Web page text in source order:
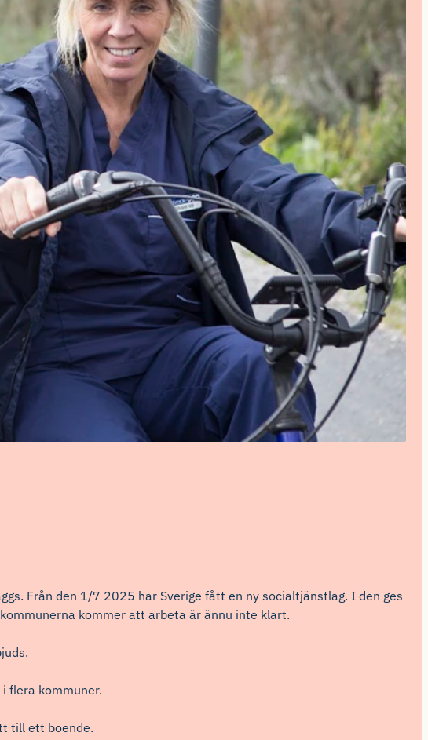
Från den 1/7 2025 har Sverige fått en ny socialtjänstlag. I den ges
kommer att arbeta är ännu inte klart.
flera kommuner.
till ett boende.